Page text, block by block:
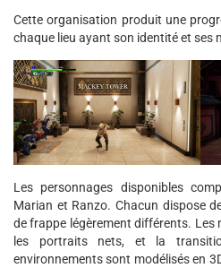
Cette organisation produit une
chaque lieu ayant son identité et ses
Les personnages disponibles
Marian et Ranzo. Chacun dispose
de frappe légèrement différents. Les
les portraits nets, et la
environnements sont modélisés en